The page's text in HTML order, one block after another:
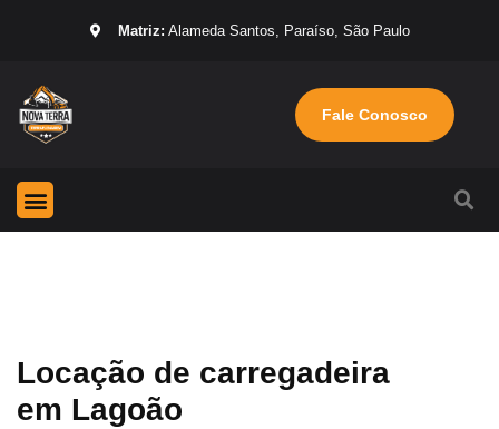
Matriz: Alameda Santos, Paraíso, São Paulo
Fale Conosco
Locação de carregadeira
em Lagoão